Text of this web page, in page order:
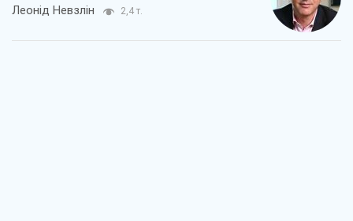
Леонід Невзлін 2,4 т.